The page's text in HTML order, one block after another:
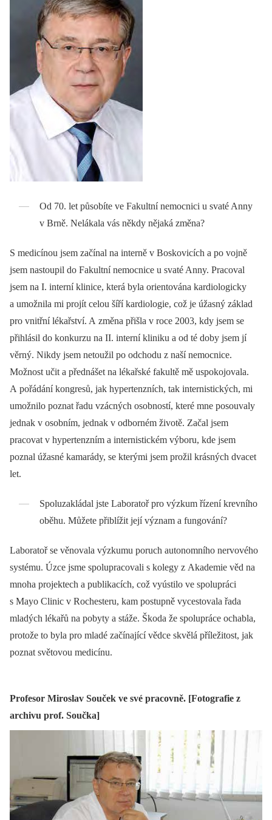
Od 70. let působíte ve Fakultní nemocnici u svaté Anny
v Brně. Nelákala vás někdy nějaká změna?
S medicínou jsem začínal na interně v Boskovicích a po vojně
jsem nastoupil do Fakultní nemocnice u svaté Anny. Pracoval
jsem na I. interní klinice, která byla orientována kardiologicky
a umožnila mi projít celou šíří kardiologie, což je úžasný základ
pro vnitřní lékařství. A změna přišla v roce 2003, kdy jsem se
přihlásil do konkurzu na II. interní kliniku a od té doby jsem jí
věrný. Nikdy jsem netoužil po odchodu z naší nemocnice.
Možnost učit a přednášet na lékařské fakultě mě uspokojovala.
A pořádání kongresů, jak hypertenzních, tak internistických, mi
umožnilo poznat řadu vzácných osobností, které mne posouvaly
jednak v osobním, jednak v odborném životě. Začal jsem
pracovat v hypertenzním a internistickém výboru, kde jsem
poznal úžasné kamarády, se kterými jsem prožil krásných dvacet
let.
Spoluzakládal jste Laboratoř pro výzkum řízení krevního
oběhu. Můžete přiblížit její význam a fungování?
Laboratoř se věnovala výzkumu poruch autonomního nervového
systému. Úzce jsme spolupracovali s kolegy z Akademie věd na
mnoha projektech a publikacích, což vyústilo ve spolupráci
s Mayo Clinic v Rochesteru, kam postupně vycestovala řada
mladých lékařů na pobyty a stáže. Škoda že spolupráce ochabla,
protože to byla pro mladé začínající vědce skvělá příležitost, jak
poznat světovou medicínu.
Profesor Miroslav Souček ve své pracovně. [Fotografie z
archivu prof. Součka]